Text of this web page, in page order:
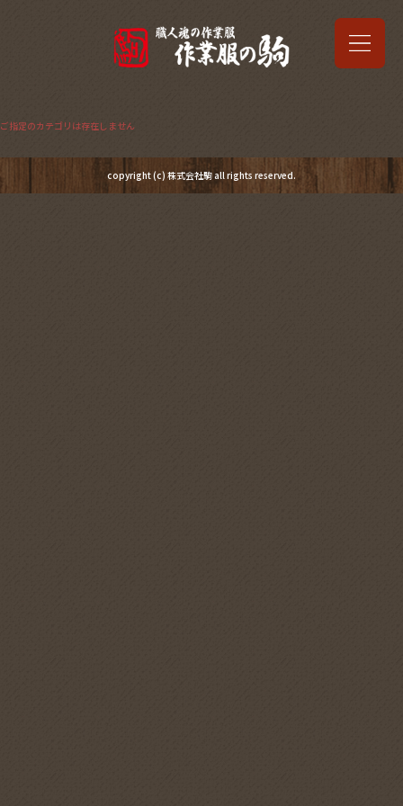
ご指定のカテゴリは存在しません
copyright (c) 株式会社駒 all rights reserved.